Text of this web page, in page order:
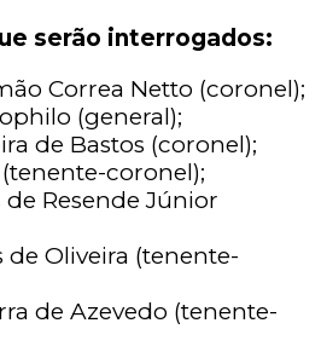
serão interrogados:
Correa Netto (coronel);
(general);
de Bastos (coronel);
coronel);
Resende Júnior
de Oliveira (tenente-
de Azevedo (tenente-